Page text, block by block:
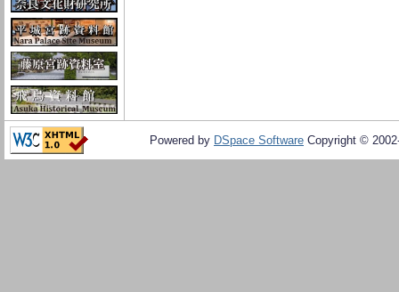
Powered by DSpace Software Copyright ©